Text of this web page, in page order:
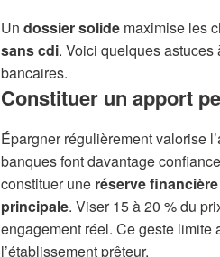
Un dossier solide maximise les
sans cdi. Voici quelques
bancaires.
Constituer un apport
Épargner régulièrement valorise
banques font davantage
constituer une réserve financière
principale. Viser 15 à 20 % du
engagement réel. Ce geste limite
l’établissement prêteur.